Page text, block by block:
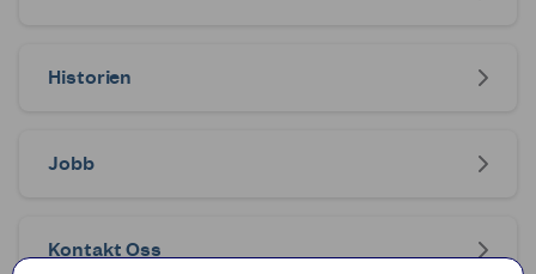
Historien
Jobb
Kontakt Oss